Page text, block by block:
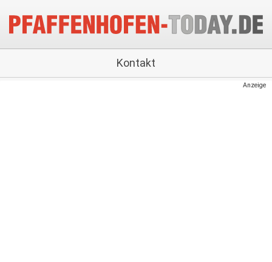
Kontakt
Anzeige